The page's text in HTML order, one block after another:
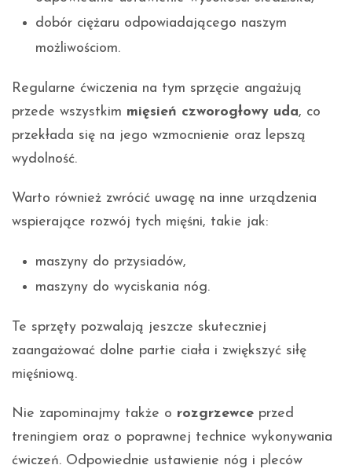
dobór ciężaru odpowiadającego naszym
możliwościom.
Regularne ćwiczenia na tym sprzęcie angażują
przede wszystkim mięsień czworogłowy uda, co
przekłada się na jego wzmocnienie oraz lepszą
wydolność.
Warto również zwrócić uwagę na inne urządzenia
wspierające rozwój tych mięśni, takie jak:
maszyny do przysiadów,
maszyny do wyciskania nóg.
Te sprzęty pozwalają jeszcze skuteczniej
zaangażować dolne partie ciała i zwiększyć siłę
mięśniową.
Nie zapominajmy także o rozgrzewce przed
treningiem oraz o poprawnej technice wykonywania
ćwiczeń. Odpowiednie ustawienie nóg i pleców